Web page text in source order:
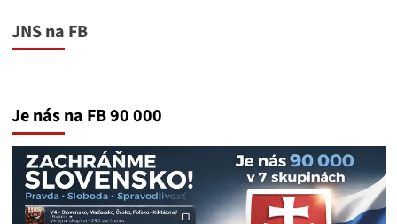
JNS na FB
Je nás na FB 90 000